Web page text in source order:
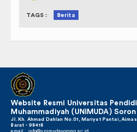
TAGS : Berita
Website Resmi Universitas
Muhammadiyah (UNIMUDA)
Jl. Kh. Ahmad Dahlan No.01, Mariyat Pantai,
Barat - 98418
email : info@unimudasorong.ac.id